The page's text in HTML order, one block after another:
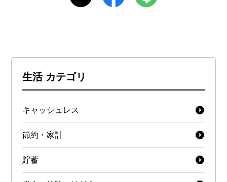
生活 カテゴリ
キャッシュレス
節約・家計
貯蓄